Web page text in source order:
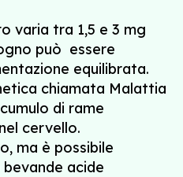
varia tra 1,5 e 3 mg
può essere
equilibrata.
chiamata Malattia
di rame
cervello.
ma è possibile
acide